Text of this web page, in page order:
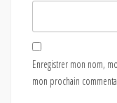
Enregistrer mon nom,
mon prochain